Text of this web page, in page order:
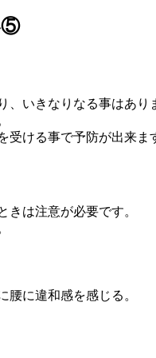
⑤
、いきなりなる事はあり
受ける事で予防が出来ま
きは注意が必要です。
腰に違和感を感じる。